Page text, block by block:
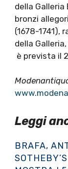
della
bronzi
(1678-1741),
della
è prevista il
Leggi
BRAFA,